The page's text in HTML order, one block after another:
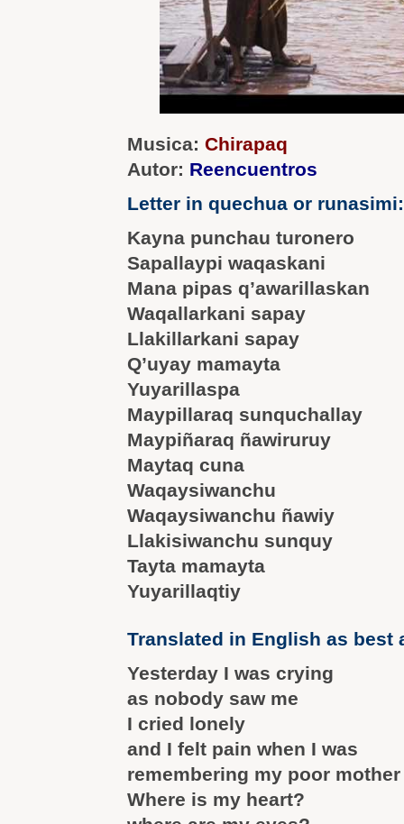
Musica: Chirapaq
Autor: Reencuentros
Letter in quechua or runasimi:
Kayna punchau turonero
Sapallaypi waqaskani
Mana pipas q’awarillaskan
Waqallarkani sapay
Llakillarkani sapay
Q’uyay mamayta
Yuyarillaspa
Maypillaraq sunquchallay
Maypiñaraq ñawiruruy
Maytaq cuna
Waqaysiwanchu
Waqaysiwanchu ñawiy
Llakisiwanchu sunquy
Tayta mamayta
Yuyarillaqtiy
Translated in English as best
Yesterday I was crying
as nobody saw me
I cried lonely
and I felt pain when I was
remembering my poor mother
Where is my heart?